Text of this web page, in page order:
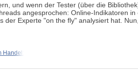
und wenn der Tester (über die
angesprochen: Online-Indikatoren
Experte "on the fly" analysiert hat.